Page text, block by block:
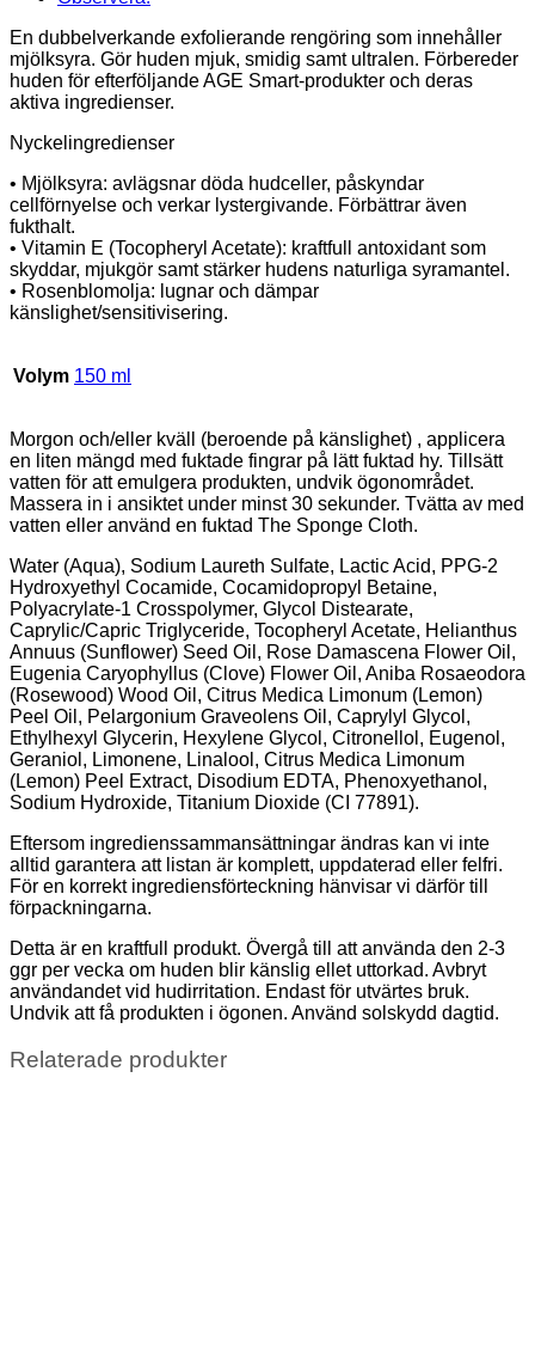
En dubbelverkande exfolierande rengöring som innehåller
mjölksyra. Gör huden mjuk, smidig samt ultralen. Förbereder
huden för efterföljande AGE Smart-produkter och deras
aktiva ingredienser.
Nyckelingredienser
• Mjölksyra: avlägsnar döda hudceller, påskyndar
cellförnyelse och verkar lystergivande. Förbättrar även
fukthalt.
• Vitamin E (Tocopheryl Acetate): kraftfull antoxidant som
skyddar, mjukgör samt stärker hudens naturliga syramantel.
• Rosenblomolja: lugnar och dämpar
känslighet/sensitivisering.
Volym 150 ml
Morgon och/eller kväll (beroende på känslighet) , applicera
en liten mängd med fuktade fingrar på lätt fuktad hy. Tillsätt
vatten för att emulgera produkten, undvik ögonområdet.
Massera in i ansiktet under minst 30 sekunder. Tvätta av med
vatten eller använd en fuktad The Sponge Cloth.
Water (Aqua), Sodium Laureth Sulfate, Lactic Acid, PPG-2
Hydroxyethyl Cocamide, Cocamidopropyl Betaine,
Polyacrylate-1 Crosspolymer, Glycol Distearate,
Caprylic/Capric Triglyceride, Tocopheryl Acetate, Helianthus
Annuus (Sunflower) Seed Oil, Rose Damascena Flower Oil,
Eugenia Caryophyllus (Clove) Flower Oil, Aniba Rosaeodora
(Rosewood) Wood Oil, Citrus Medica Limonum (Lemon)
Peel Oil, Pelargonium Graveolens Oil, Caprylyl Glycol,
Ethylhexyl Glycerin, Hexylene Glycol, Citronellol, Eugenol,
Geraniol, Limonene, Linalool, Citrus Medica Limonum
(Lemon) Peel Extract, Disodium EDTA, Phenoxyethanol,
Sodium Hydroxide, Titanium Dioxide (CI 77891).
Eftersom ingredienssammansättningar ändras kan vi inte
alltid garantera att listan är komplett, uppdaterad eller felfri.
För en korrekt ingrediensförteckning hänvisar vi därför till
förpackningarna.
Detta är en kraftfull produkt. Övergå till att använda den 2-3
ggr per vecka om huden blir känslig ellet uttorkad. Avbryt
användandet vid hudirritation. Endast för utvärtes bruk.
Undvik att få produkten i ögonen. Använd solskydd dagtid.
Relaterade produkter